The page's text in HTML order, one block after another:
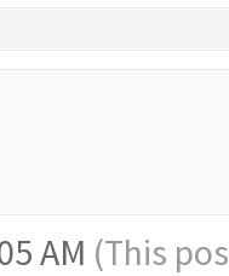
AM (This